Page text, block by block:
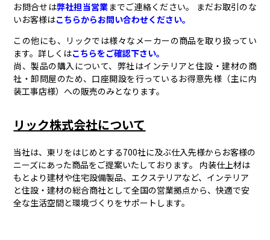
お問合せは弊社担当営業までご連絡ください。 まだお取引のな
いお客様はこちらからお問い合わせください。
この他にも、リックでは様々なメーカーの商品を取り扱ってい
ます。詳しくはこちらをご確認下さい。
尚、製品の購入について、弊社はインテリアと住設・建材の商
社・卸問屋のため、口座開設を行っているお得意先様（主に内
装工事店様）への販売のみとなります。
リック株式会社について
当社は、東リをはじめとする700社に及ぶ仕入先様からお客様の
ニーズにあった商品をご提案いたしております。 内装仕上材は
もとより建材や住宅設備製品、エクステリアなど、インテリア
と住設・建材の総合商社として全国の営業拠点から、快適で安
全な生活空間と環境づくりをサポートします。